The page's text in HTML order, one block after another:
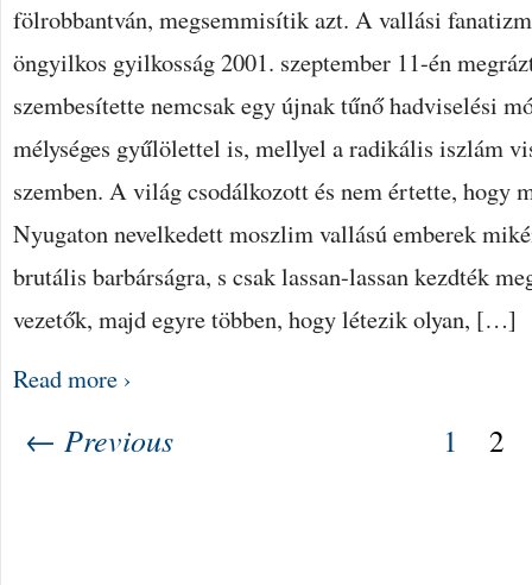
fölrobbantván, megsemmisítik azt. A vallási
öngyilkos gyilkosság 2001. szeptember 11-én
szembesítette nemcsak egy újnak tűnő hadviselési
mélységes gyűlölettel is, mellyel a radikális iszlám
szemben. A világ csodálkozott és nem értette, hogy
Nyugaton nevelkedett moszlim vallású emberek
brutális barbárságra, s csak lassan-lassan kezdték
vezetők, majd egyre többen, hogy létezik olyan, […]
Read more ›
← Previous 1 2